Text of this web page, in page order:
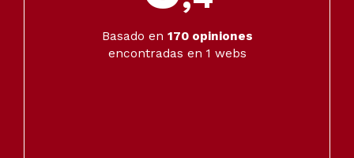
Basado en 170opiniones
encontradas en 1 webs